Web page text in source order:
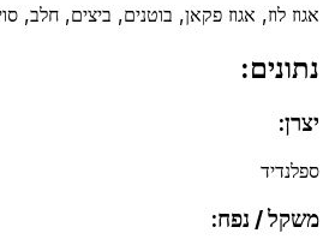
אגוז לוז, אגוז פקאן, בוטנים, ביצים, חלב,
נתונים:
יצרן:
ספלנדיד
משקל / נפח: